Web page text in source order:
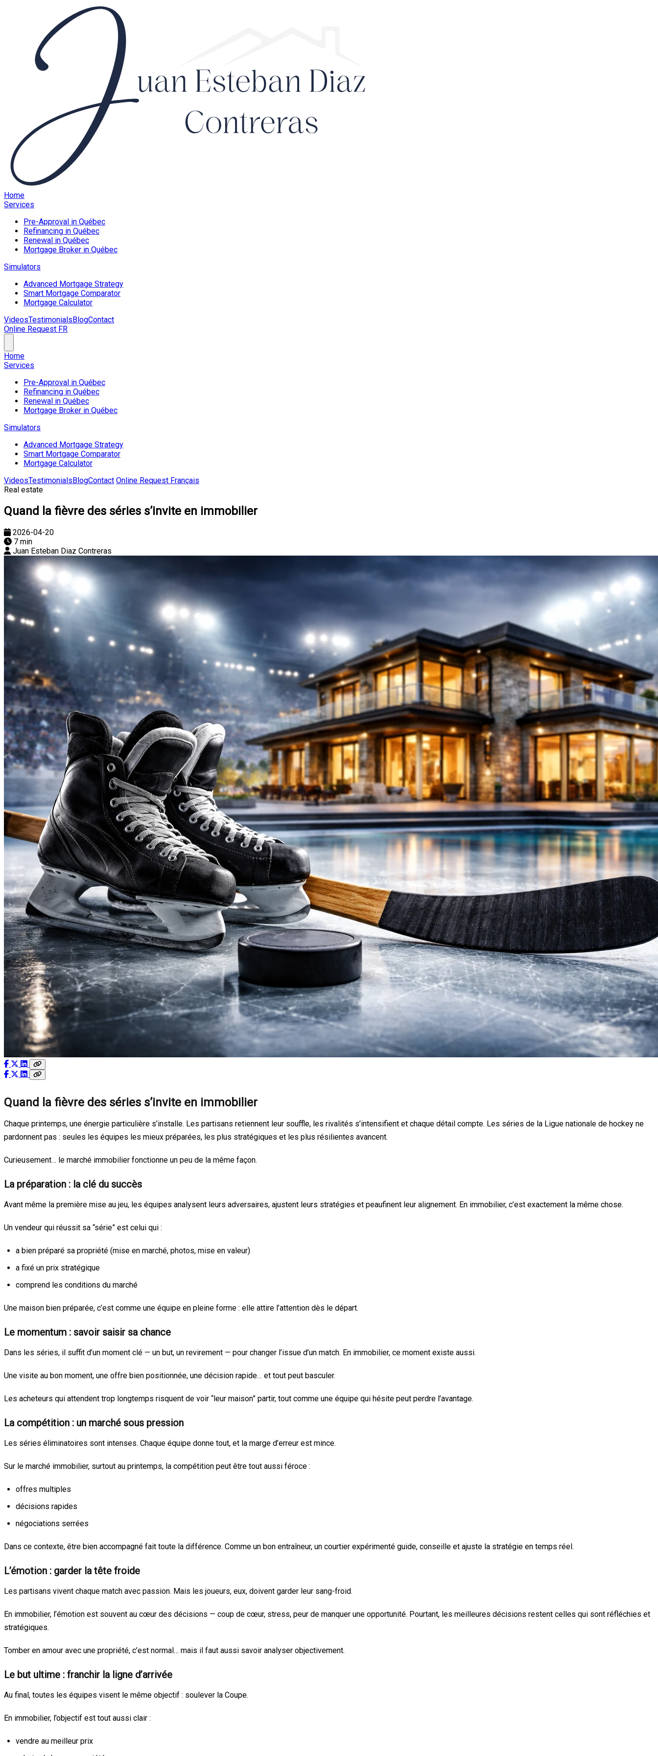
Home
Services
Pre-Approval in Québec
Refinancing in Québec
Renewal in Québec
Mortgage Broker in Québec
Simulators
Advanced Mortgage Strategy
Smart Mortgage Comparator
Mortgage Calculator
VideosTestimonialsBlogContact
Online Request FR
Home
Services
Pre-Approval in Québec
Refinancing in Québec
Renewal in Québec
Mortgage Broker in Québec
Simulators
Advanced Mortgage Strategy
Smart Mortgage Comparator
Mortgage Calculator
VideosTestimonialsBlogContact Online Request Français
Real estate
Quand la fièvre des séries s’invite en immobilier
2026-04-20
7 min
Juan Esteban Diaz Contreras
Quand la fièvre des séries s’invite en immobilier
Chaque printemps, une énergie particulière s’installe. Les partisans retiennent leur souffle, les rivalités s’intensifient et chaque détail compte. Les séries de la Ligue nationale de hockey ne
pardonnent pas : seules les équipes les mieux préparées, les plus stratégiques et les plus résilientes avancent.
Curieusement… le marché immobilier fonctionne un peu de la même façon.
La préparation : la clé du succès
Avant même la première mise au jeu, les équipes analysent leurs adversaires, ajustent leurs stratégies et peaufinent leur alignement. En immobilier, c’est exactement la même chose.
Un vendeur qui réussit sa “série” est celui qui :
a bien préparé sa propriété (mise en marché, photos, mise en valeur)
a fixé un prix stratégique
comprend les conditions du marché
Une maison bien préparée, c’est comme une équipe en pleine forme : elle attire l’attention dès le départ.
Le momentum : savoir saisir sa chance
Dans les séries, il suffit d’un moment clé — un but, un revirement — pour changer l’issue d’un match. En immobilier, ce moment existe aussi.
Une visite au bon moment, une offre bien positionnée, une décision rapide… et tout peut basculer.
Les acheteurs qui attendent trop longtemps risquent de voir “leur maison” partir, tout comme une équipe qui hésite peut perdre l’avantage.
La compétition : un marché sous pression
Les séries éliminatoires sont intenses. Chaque équipe donne tout, et la marge d’erreur est mince.
Sur le marché immobilier, surtout au printemps, la compétition peut être tout aussi féroce :
offres multiples
décisions rapides
négociations serrées
Dans ce contexte, être bien accompagné fait toute la différence. Comme un bon entraîneur, un courtier expérimenté guide, conseille et ajuste la stratégie en temps réel.
L’émotion : garder la tête froide
Les partisans vivent chaque match avec passion. Mais les joueurs, eux, doivent garder leur sang-froid.
En immobilier, l’émotion est souvent au cœur des décisions — coup de cœur, stress, peur de manquer une opportunité. Pourtant, les meilleures décisions restent celles qui sont réfléchies et
stratégiques.
Tomber en amour avec une propriété, c’est normal… mais il faut aussi savoir analyser objectivement.
Le but ultime : franchir la ligne d’arrivée
Au final, toutes les équipes visent le même objectif : soulever la Coupe.
En immobilier, l’objectif est tout aussi clair :
vendre au meilleur prix